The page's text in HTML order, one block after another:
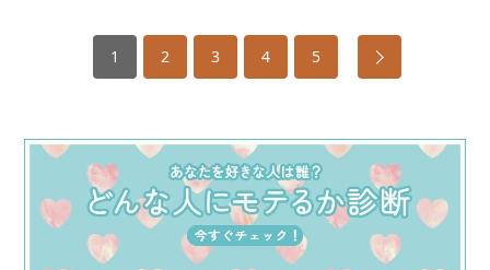
1 2 3 4 5